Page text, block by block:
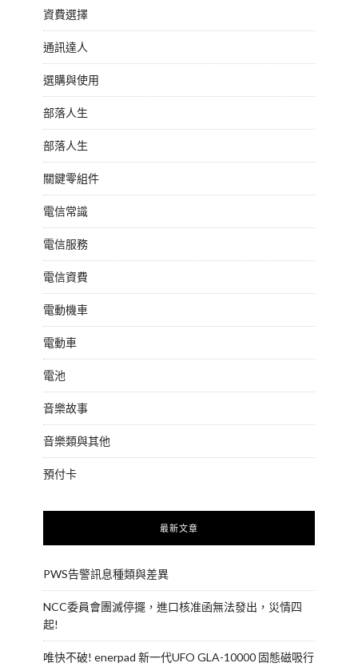
資費選擇
通訊達人
選購與使用
部落人生
部落人生
關鍵零組件
電信常識
電信服務
電信資費
電動機車
電動車
電池
音樂故事
音樂類與其他
預付卡
最新文章
PWS告警訊息種類與差異
NCC委員會團滅停擺，進口核准函無法發出，災情四
起!
唯快不破! enerpad 新一代UFO GLA-10000 固態磁吸行